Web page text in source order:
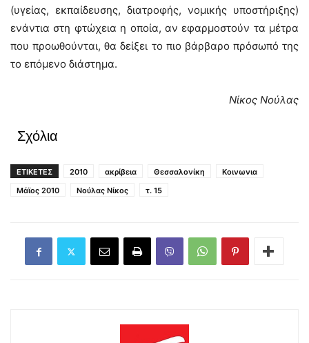
(υγείας, εκπαίδευσης, διατροφής, νομικής υποστήριξης)
ενάντια στη φτώχεια η οποία, αν εφαρμοστούν τα μέτρα
που προωθούνται, θα δείξει το πιο βάρβαρο πρόσωπό της
το επόμενο διάστημα.
Νίκος Νούλας
Σχόλια
ΕΤΙΚΕΤΕΣ 2010 ακρίβεια Θεσσαλονίκη
Κοινωνια
Μάϊος 2010
Νούλας Νίκος τ. 15